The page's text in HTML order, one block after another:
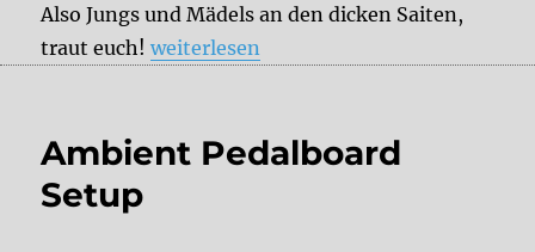
Also Jungs und Mädels an den dicken Saiten,
traut euch!„Effekte für den Bass – Teil 1“
weiterlesen
Ambient Pedalboard
Setup